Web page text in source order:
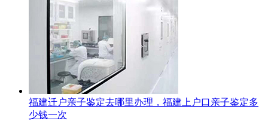
福建迁户亲子鉴定去哪里办理，福建上户口亲子鉴定多
少钱一次